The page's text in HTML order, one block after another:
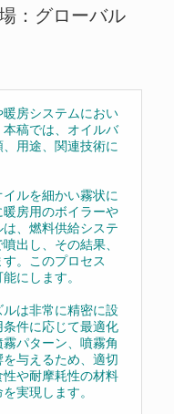
：グローバル
房システムにおい
稿では、オイルバ
用途、関連技術に
ルを細かい霧状に
房用のボイラーや
、燃料供給システ
出し、その結果、
。このプロセス
にします。
は非常に精密に設
件に応じて最適化
パターン、噴霧角
与えるため、適切
や耐摩耗性の材料
実現します。